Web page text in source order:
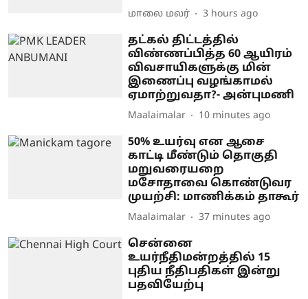
மாலை மலர் 3 hours ago
தட்கல் திட்டத்தில்
விண்ணப்பித்த 60 ஆயிரம்
விவசாயிகளுக்கு மின்
இணைப்பு வழங்காமல்
ஏமாற்றுவதா?- அன்புமணி
Maalaimalar 10 minutes ago
50% உயர்வு என ஆசை
காட்டி மீண்டும் தொகுதி
மறுவரையறை
மசோதாவை கொண்டுவர
முயற்சி: மாணிக்கம் தாகூர்
Maalaimalar 37 minutes ago
சென்னை
உயர்நீதிமன்றத்தில் 15
புதிய நீதிபதிகள் இன்று
பதவியேற்பு